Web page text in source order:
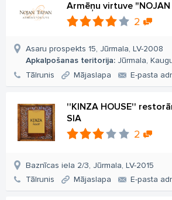
Armēņu virtuve "NOJAN
2
Asaru prospekts 15, Jūrmala, LV-2008
Apkalpošanas teritorija: Jūrmala,
Tālrunis
Mājaslapa E-pasta
''KINZA HOUSE''
SIA
2
Baznīcas iela 2/3, Jūrmala, LV-2015
Tālrunis
Mājaslapa E-pasta